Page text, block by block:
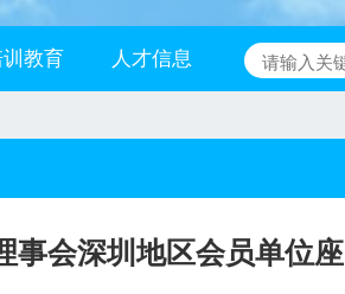
训教育 人才信息
会深圳地区会员单位座